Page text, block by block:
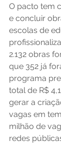
O pacto tem
e concluir
escolas de
2.132 obras
que 352 já
programa
total de R$
gerar a
vagas em
milhão de
redes